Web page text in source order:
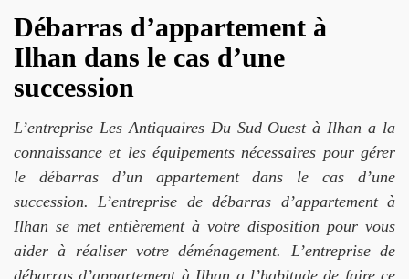
Débarras d’appartement à
Ilhan dans le cas d’une
succession
L’entreprise Les Antiquaires Du Sud Ouest à Ilhan a la
connaissance et les équipements nécessaires pour gérer
le débarras d’un appartement dans le cas d’une
succession. L’entreprise de débarras d’appartement à
Ilhan se met entièrement à votre disposition pour vous
aider à réaliser votre déménagement. L’entreprise de
débarras d’appartement à Ilhan a l’habitude de faire ce